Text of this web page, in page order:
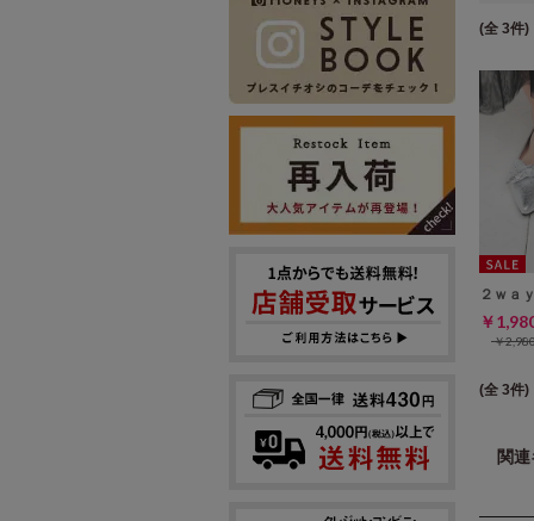
(全 3件)
２ｗａ
￥
￥
(全 3件)
関